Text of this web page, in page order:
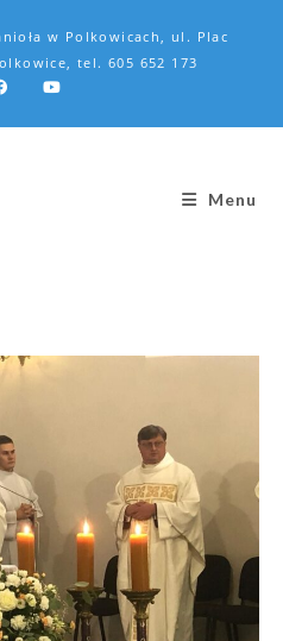
w Polkowicach, ul. Plac
tel. 605 652 173
Menu